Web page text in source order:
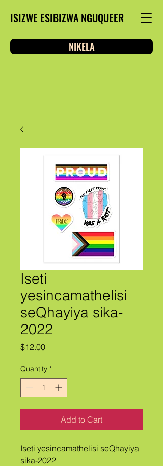
ISIZWE ESIBIZWA NGUQUEER
NIKELA
Iseti
yesincamathelisi
seQhayiya sika-
2022
$12.00Price
Quantity *
Add to Cart
Iseti yesincamathelisi seQhayiya
sika-2022